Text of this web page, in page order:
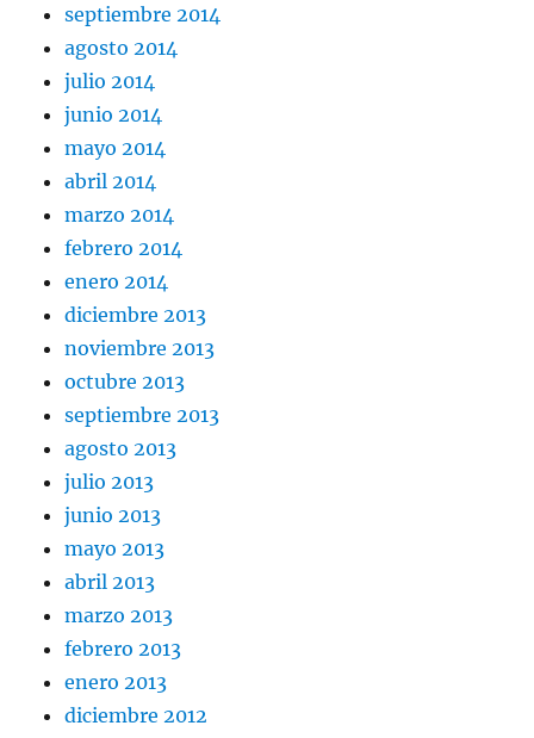
septiembre 2014
agosto 2014
julio 2014
junio 2014
mayo 2014
abril 2014
marzo 2014
febrero 2014
enero 2014
diciembre 2013
noviembre 2013
octubre 2013
septiembre 2013
agosto 2013
julio 2013
junio 2013
mayo 2013
abril 2013
marzo 2013
febrero 2013
enero 2013
diciembre 2012